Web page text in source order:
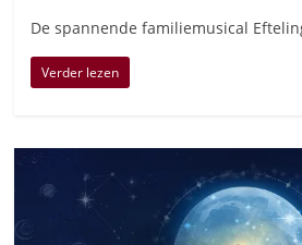
De spannende familiemusical
Verder lezen